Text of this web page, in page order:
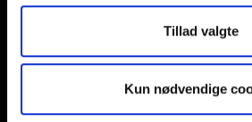
Tillad valgte
Kun nødvendige